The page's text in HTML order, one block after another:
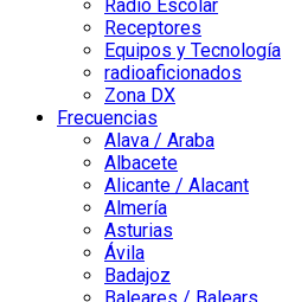
Radio Escolar
Receptores
Equipos y Tecnología
radioaficionados
Zona DX
Frecuencias
Alava / Araba
Albacete
Alicante / Alacant
Almería
Asturias
Ávila
Badajoz